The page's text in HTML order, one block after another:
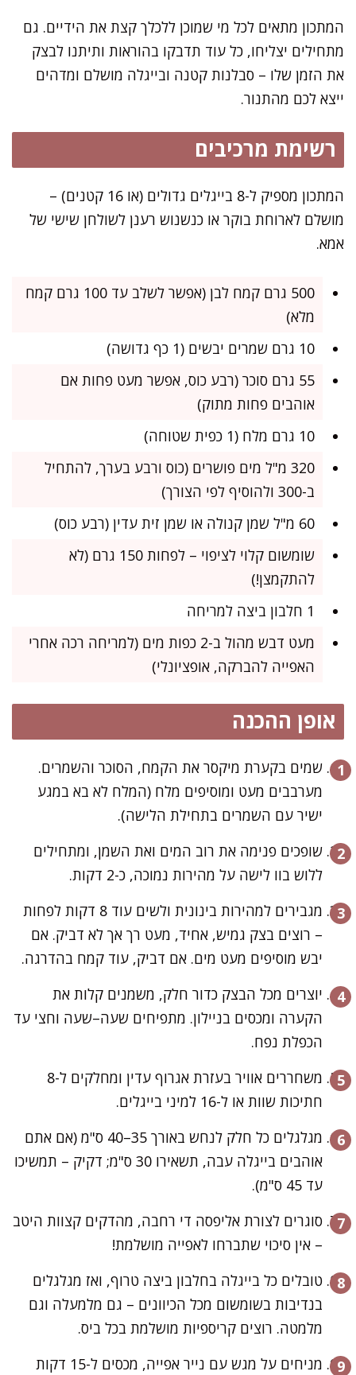
המתכון מתאים לכל מי שמוכן ללכלך קצת את הידיים. גם
מתחילים יצליחו, כל עוד תדבקו בהוראות ותיתנו לבצק
את הזמן שלו – סבלנות קטנה ובייגלה מושלם ומדהים
ייצא לכם מהתנור.
רשימת מרכיבים
המתכון מספיק ל-8 בייגלים גדולים (או 16 קטנים) –
מושלם לארוחת בוקר או כנשנוש רענן לשולחן שישי של
אמא.
500 גרם קמח לבן (אפשר לשלב עד 100 גרם קמח
מלא)
10 גרם שמרים יבשים (1 כף גדושה)
55 גרם סוכר (רבע כוס, אפשר מעט פחות אם
אוהבים פחות מתוק)
10 גרם מלח (1 כפית שטוחה)
320 מ"ל מים פושרים (כוס ורבע בערך, להתחיל
ב-300 ולהוסיף לפי הצורך)
60 מ"ל שמן קנולה או שמן זית עדין (רבע כוס)
שומשום קלוי לציפוי – לפחות 150 גרם (לא
להתקמצן!)
1 חלבון ביצה למריחה
מעט דבש מהול ב-2 כפות מים (למריחה רכה אחרי
האפייה להברקה, אופציונלי)
אופן ההכנה
שמים בקערת מיקסר את הקמח, הסוכר והשמרים.
מערבבים מעט ומוסיפים מלח (המלח לא בא במגע
ישיר עם השמרים בתחילת הלישה).
שופכים פנימה את רוב המים ואת השמן, ומתחילים
ללוש בוו לישה על מהירות נמוכה, כ-2 דקות.
מגבירים למהירות בינונית ולשים עוד 8 דקות לפחות
– רוצים בצק גמיש, אחיד, מעט רך אך לא דביק. אם
יבש מוסיפים מעט מים. אם דביק, עוד קמח בהדרגה.
יוצרים מכל הבצק כדור חלק, משמנים קלות את
הקערה ומכסים בניילון. מתפיחים שעה–שעה וחצי עד
הכפלת נפח.
משחררים אוויר בעזרת אגרוף עדין ומחלקים ל-8
חתיכות שוות או ל-16 למיני בייגלים.
מגלגלים כל חלק לנחש באורך 35–40 ס"מ (אם אתם
אוהבים בייגלה עבה, תשאירו 30 ס"מ; דקיק – תמשיכו
עד 45 ס"מ).
סוגרים לצורת אליפסה די רחבה, מהדקים קצוות היטב
– אין סיכוי שתברחו לאפייה מושלמת!
טובלים כל בייגלה בחלבון ביצה טרוף, ואז מגלגלים
בנדיבות בשומשום מכל הכיוונים – גם מלמעלה וגם
מלמטה. רוצים קריספיות מושלמת בכל ביס.
מניחים על מגש עם נייר אפייה, מכסים ל-15 דקות